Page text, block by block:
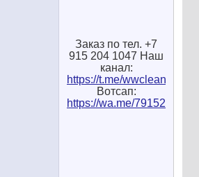
Заказ по тел. +7
915 204 1047 Наш
канал:
https://t.me/wwcleaning
Вотсап:
https://wa.me/